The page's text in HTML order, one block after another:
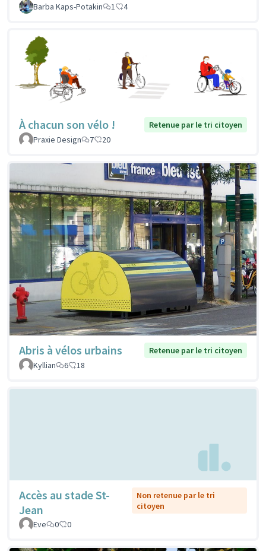
Barba Kaps-Potakin 1 4
À chacun son vélo !
Retenue par le tri citoyen
Praxie Design
7 20
Abris à vélos urbains
Retenue par le tri citoyen
Kyllian
6 18
Accès au stade St-
Jean
Non retenue par le tri
citoyen
Eve
0 0